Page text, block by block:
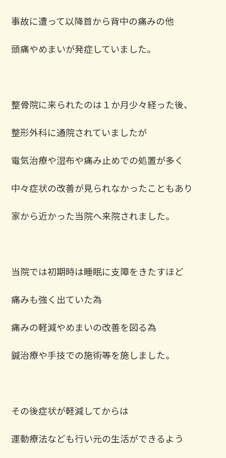
事故に遭って以降首から背中の痛みの他
頭痛やめまいが発症していました。
整骨院に来られたのは１か月少々経った後、
整形外科に通院されていましたが
電気治療や湿布や痛み止めでの処置が多く
中々症状の改善が見られなかったこともあり
家から近かった当院へ来院されました。
当院では初期時は睡眠に支障をきたすほど
痛みも強く出ていた為
痛みの軽減やめまいの改善を図る為
鍼治療や手技での施術等を施しました。
その後症状が軽減してからは
運動療法なども行い元の生活ができるよう